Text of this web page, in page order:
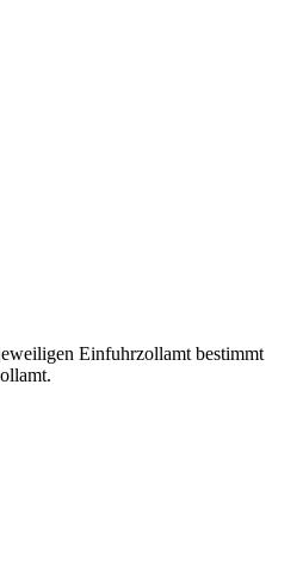
Einfuhrzollamt bestimmt